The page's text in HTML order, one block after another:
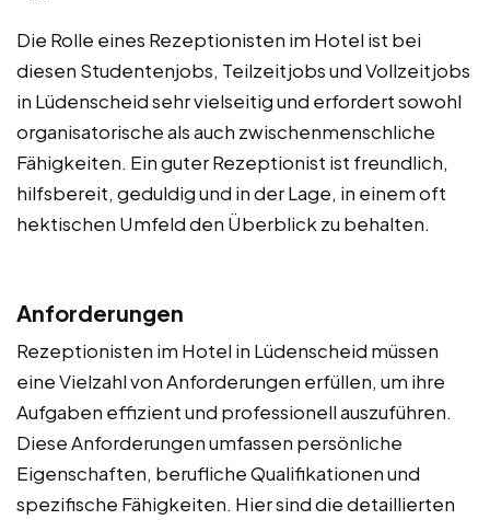
Die Rolle eines Rezeptionisten im Hotel ist bei
diesen Studentenjobs, Teilzeitjobs und Vollzeitjobs
in Lüdenscheid sehr vielseitig und erfordert sowohl
organisatorische als auch zwischenmenschliche
Fähigkeiten. Ein guter Rezeptionist ist freundlich,
hilfsbereit, geduldig und in der Lage, in einem oft
hektischen Umfeld den Überblick zu behalten.
Anforderungen
Rezeptionisten im Hotel in Lüdenscheid müssen
eine Vielzahl von Anforderungen erfüllen, um ihre
Aufgaben effizient und professionell auszuführen.
Diese Anforderungen umfassen persönliche
Eigenschaften, berufliche Qualifikationen und
spezifische Fähigkeiten. Hier sind die detaillierten